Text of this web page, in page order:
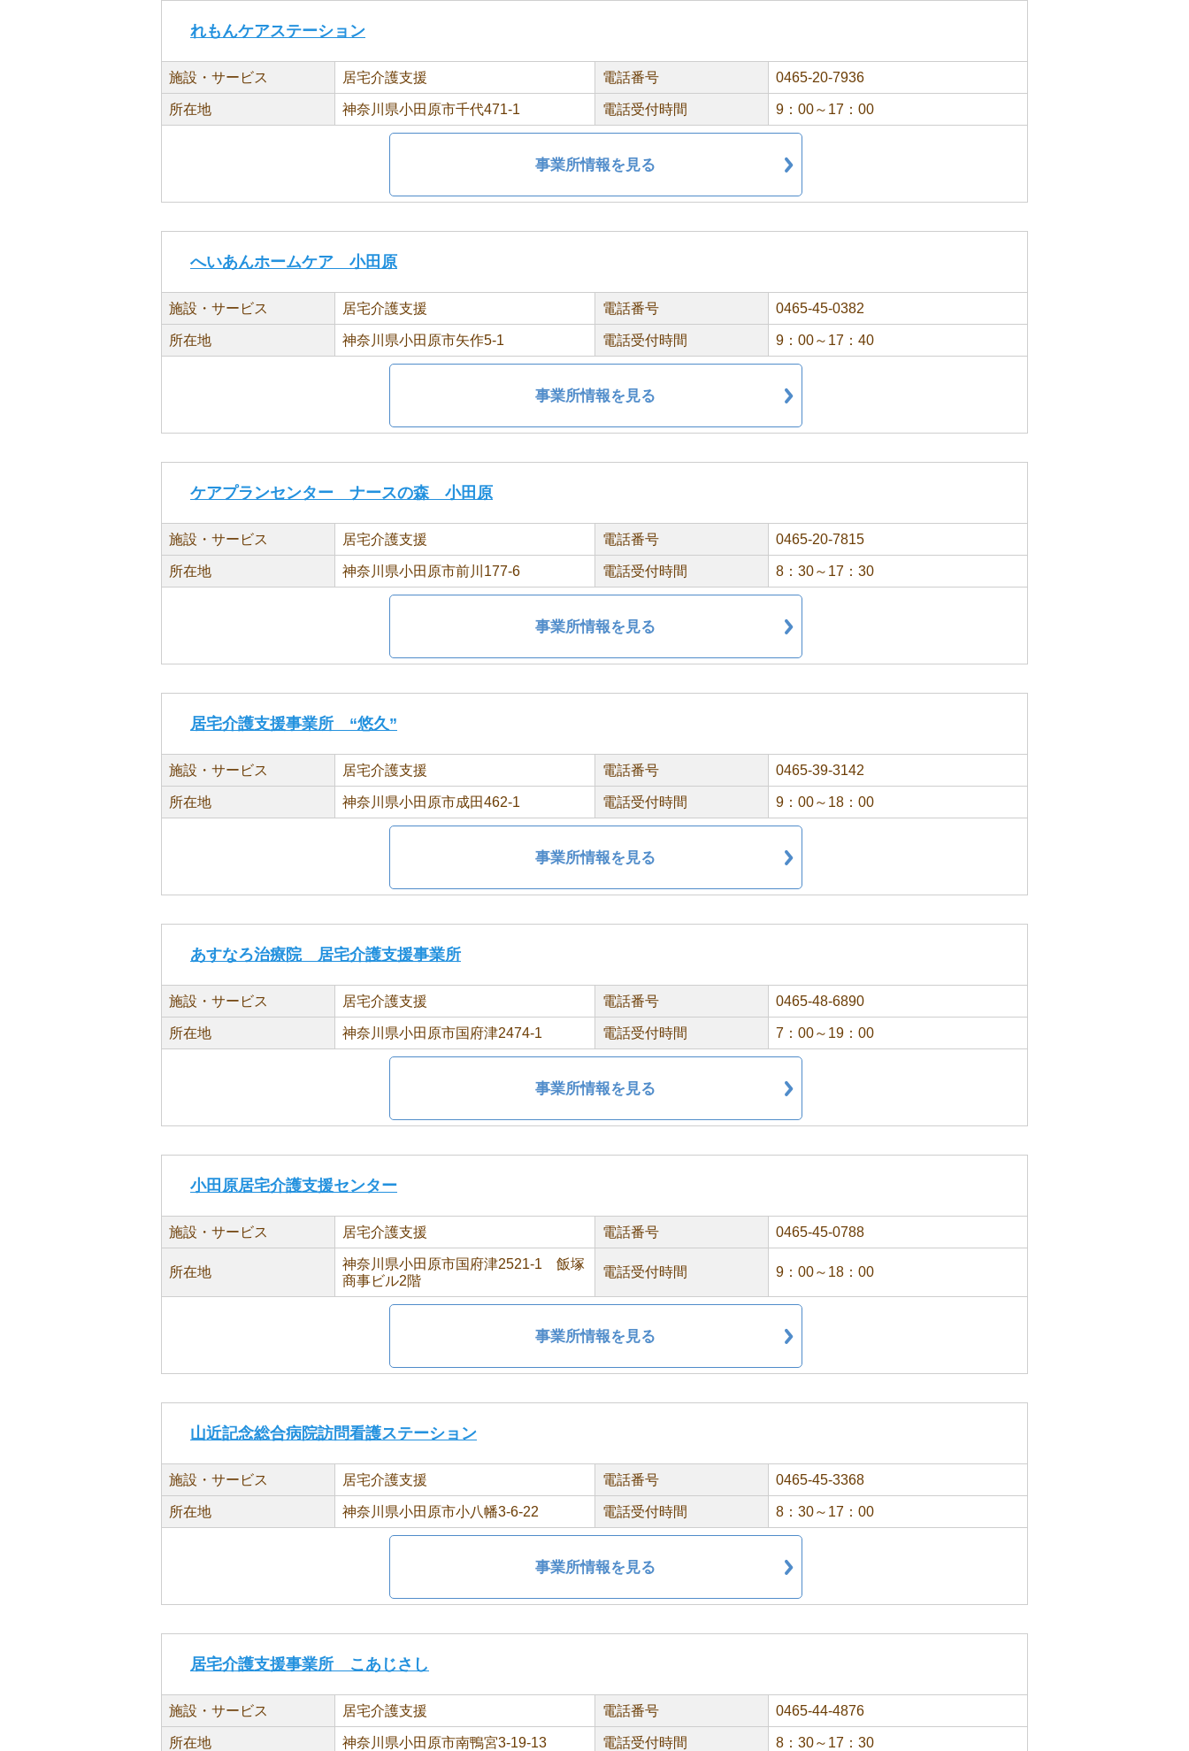
れもんケアステーション
施設・サービス 居宅介護支援 電話番号 0465-20-7936
所在地 神奈川県小田原市千代471-1 電話受付時間 9：00～17：00
事業所情報を見る
へいあんホームケア 小田原
施設・サービス 居宅介護支援 電話番号 0465-45-0382
所在地 神奈川県小田原市矢作5-1 電話受付時間 9：00～17：40
事業所情報を見る
ケアプランセンター ナースの森 小田原
施設・サービス 居宅介護支援 電話番号 0465-20-7815
所在地 神奈川県小田原市前川177-6 電話受付時間 8：30～17：30
事業所情報を見る
居宅介護支援事業所 “悠久”
施設・サービス 居宅介護支援 電話番号 0465-39-3142
所在地 神奈川県小田原市成田462-1 電話受付時間 9：00～18：00
事業所情報を見る
あすなろ治療院 居宅介護支援事業所
施設・サービス 居宅介護支援 電話番号 0465-48-6890
所在地 神奈川県小田原市国府津2474-1 電話受付時間 7：00～19：00
事業所情報を見る
小田原居宅介護支援センター
施設・サービス 居宅介護支援 電話番号 0465-45-0788
所在地
神奈川県小田原市国府津2521-1 飯塚
商事ビル2階
電話受付時間 9：00～18：00
事業所情報を見る
山近記念総合病院訪問看護ステーション
施設・サービス 居宅介護支援 電話番号 0465-45-3368
所在地 神奈川県小田原市小八幡3-6-22 電話受付時間 8：30～17：00
事業所情報を見る
居宅介護支援事業所 こあじさし
施設・サービス 居宅介護支援 電話番号 0465-44-4876
所在地 神奈川県小田原市南鴨宮3-19-13 電話受付時間 8：30～17：30